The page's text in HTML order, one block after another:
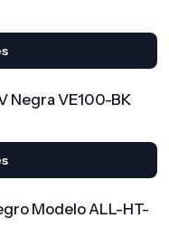
Negra VE100-BK
Modelo ALL-HT-